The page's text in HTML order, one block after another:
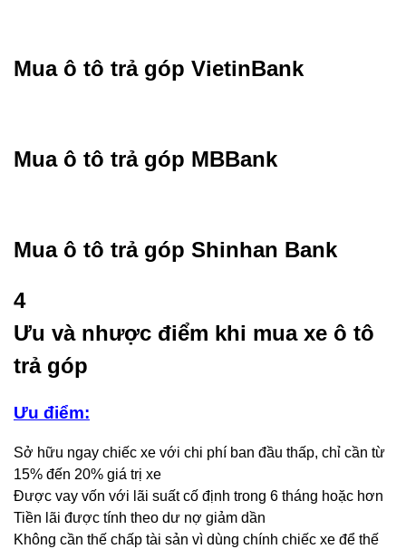
Mua ô tô trả góp VietinBank
Mua ô tô trả góp MBBank
Mua ô tô trả góp Shinhan Bank
4
Ưu và nhược điểm khi mua xe ô tô
trả góp
Ưu điểm:
Sở hữu ngay chiếc xe với chi phí ban đầu thấp, chỉ cần từ
15% đến 20% giá trị xe
Được vay vốn với lãi suất cố định trong 6 tháng hoặc hơn
Tiền lãi được tính theo dư nợ giảm dần
Không cần thế chấp tài sản vì dùng chính chiếc xe để thế